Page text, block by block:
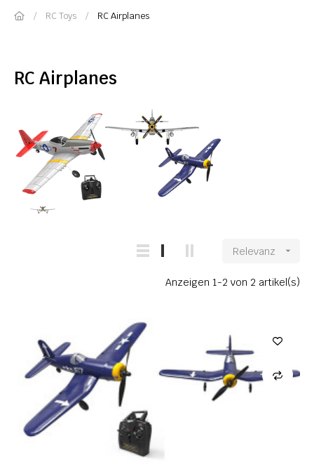
RC Toys RC Airplanes
RC Airplanes
Relevanz 
Anzeigen 1-2 von 2 artikel(s)